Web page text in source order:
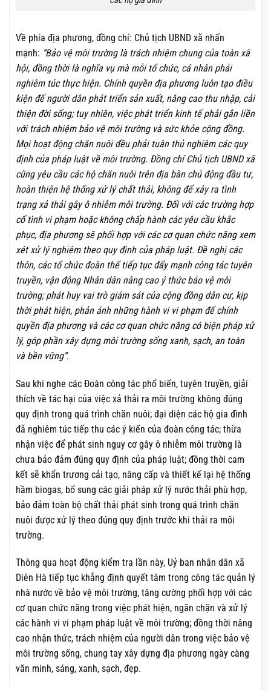
Về phía địa phương, đồng chí: Chủ tịch UBND xã nhấn
mạnh: “Bảo vệ môi trường là trách nhiệm chung của toàn xã
hội, đồng thời là nghĩa vụ mà mỗi tổ chức, cá nhân phải
nghiêm túc thực hiện. Chính quyền địa phương luôn tạo điều
kiện để người dân phát triển sản xuất, nâng cao thu nhập, cải
thiện đời sống; tuy nhiên, việc phát triển kinh tế phải gắn liền
với trách nhiệm bảo vệ môi trường và sức khỏe cộng đồng.
Mọi hoạt động chăn nuôi đều phải tuân thủ nghiêm các quy
định của pháp luật về môi trường. Đồng chí Chủ tịch UBND xã
cũng yêu cầu các hộ chăn nuôi trên địa bàn chủ động đầu tư,
hoàn thiện hệ thống xử lý chất thải, không để xảy ra tình
trạng xả thải gây ô nhiễm môi trường. Đối với các trường hợp
cố tình vi phạm hoặc không chấp hành các yêu cầu khắc
phục, địa phương sẽ phối hợp với các cơ quan chức năng xem
xét xử lý nghiêm theo quy định của pháp luật. Đề nghị các
thôn, các tổ chức đoàn thể tiếp tục đẩy mạnh công tác tuyên
truyền, vận động Nhân dân nâng cao ý thức bảo vệ môi
trường; phát huy vai trò giám sát của cộng đồng dân cư, kịp
thời phát hiện, phản ánh những hành vi vi phạm để chính
quyền địa phương và các cơ quan chức năng có biện pháp xử
lý, góp phần xây dựng môi trường sống xanh, sạch, an toàn
và bền vững”.
Sau khi nghe các Đoàn công tác phổ biến, tuyên truyền, giải
thích về tác hại của việc xả thải ra môi trường không đúng
quy định trong quá trình chăn nuôi; đại diện các hộ gia đình
đã nghiêm túc tiếp thu các ý kiến của đoàn công tác; thừa
nhận việc để phát sinh nguy cơ gây ô nhiễm môi trường là
chưa bảo đảm đúng quy định của pháp luật; đồng thời cam
kết sẽ khẩn trương cải tạo, nâng cấp và thiết kế lại hệ thống
hầm biogas, bổ sung các giải pháp xử lý nước thải phù hợp,
bảo đảm toàn bộ chất thải phát sinh trong quá trình chăn
nuôi được xử lý theo đúng quy định trước khi thải ra môi
trường.
Thông qua hoạt động kiểm tra lần này, Uỷ ban nhân dân xã
Diên Hà tiếp tục khẳng định quyết tâm trong công tác quản lý
nhà nước về bảo vệ môi trường, tăng cường phối hợp với các
cơ quan chức năng trong việc phát hiện, ngăn chặn và xử lý
các hành vi vi phạm pháp luật về môi trường; đồng thời nâng
cao nhận thức, trách nhiệm của người dân trong việc bảo vệ
môi trường sống, chung tay xây dựng địa phương ngày càng
văn minh, sáng, xanh, sạch, đẹp.